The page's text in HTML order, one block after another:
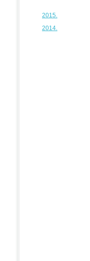
2015.
2014.